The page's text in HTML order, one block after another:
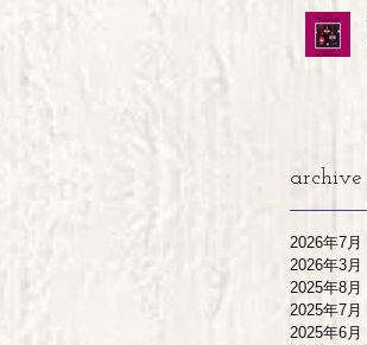
archive
2026年7月
2026年3月
2025年8月
2025年7月
2025年6月